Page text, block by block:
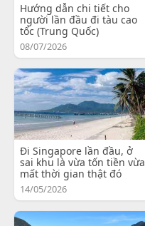
Hướng dẫn chi tiết cho
người lần đầu đi tàu cao
tốc (Trung Quốc)
08/07/2026
Đi Singapore lần đầu, ở
sai khu là vừa tốn tiền vừa
mất thời gian thật đó
14/05/2026